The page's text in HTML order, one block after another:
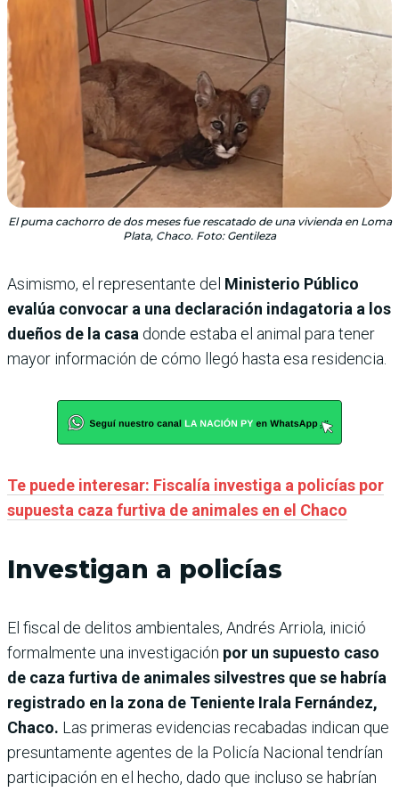
El puma cachorro de dos meses fue rescatado de una vivienda en Loma
Plata, Chaco. Foto: Gentileza
Asimismo, el representante del Ministerio Público
evalúa convocar a una declaración indagatoria a los
dueños de la casa donde estaba el animal para tener
mayor información de cómo llegó hasta esa residencia.
Te puede interesar: Fiscalía investiga a policías por
supuesta caza furtiva de animales en el Chaco
Investigan a policías
El fiscal de delitos ambientales, Andrés Arriola, inició
formalmente una investigación por un supuesto caso
de caza furtiva de animales silvestres que se habría
registrado en la zona de Teniente Irala Fernández,
Chaco. Las primeras evidencias recabadas indican que
presuntamente agentes de la Policía Nacional tendrían
participación en el hecho, dado que incluso se habrían